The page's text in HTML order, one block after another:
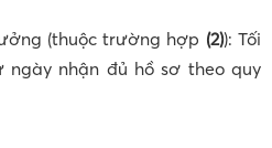
(thuộc trường hợp (2)): Tối
nhận đủ hồ sơ theo quy